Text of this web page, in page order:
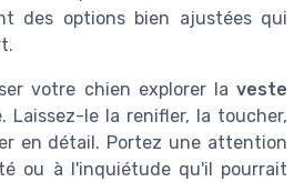
des options bien ajustées qui
votre chien explorer la veste
Laissez-le la renifler, la toucher,
en détail. Portez une attention
ou à l'inquiétude qu'il pourrait